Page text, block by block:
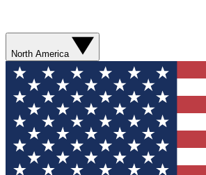
North America